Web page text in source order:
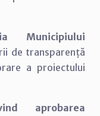
Municipiului
de transparență
a proiectului
aprobarea